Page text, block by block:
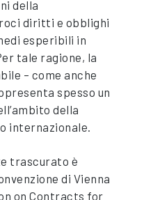
della
diritti e obblighi
esperibili in
tale ragione, la
– come anche
spesso un
della
internazionale.
trascurato è
di Vienna
on Contracts for